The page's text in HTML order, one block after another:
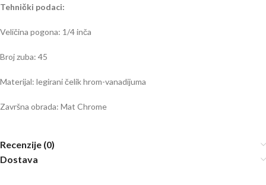
Tehnički podaci:
Veličina pogona: 1/4 inča
Broj zuba: 45
Materijal: legirani čelik hrom-vanadijuma
Završna obrada: Mat Chrome
Recenzije (0)
Dostava